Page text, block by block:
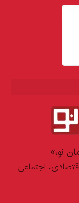
نو،»
اجتماعی